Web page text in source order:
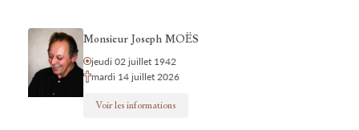
Monsieur Joseph MOËS
jeudi 02 juillet 1942
mardi 14 juillet 2026
Voir les informations